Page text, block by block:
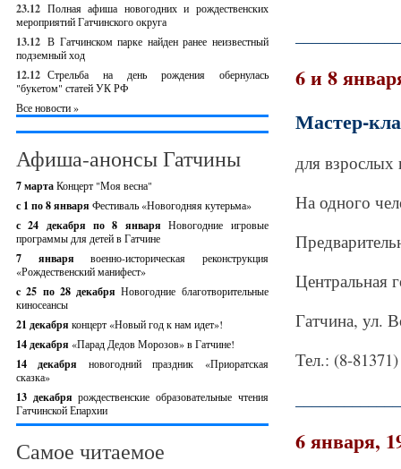
23.12 Полная афиша новогодних и рождественских
мероприятий Гатчинского округа
13.12 В Гатчинском парке найден ранее неизвестный
подземный ход
12.12 Стрельба на день рождения обернулась
"букетом" статей УК РФ
Все новости »
Афиша-анонсы Гатчины
7 мартаКонцерт "Моя весна"
с 1 по 8 января Фестиваль «Новогодняя кутерьма»
с 24 декабря по 8 январяНовогодние игровые
программы для детей в Гатчине
7 январявоенно-историческая реконструкция
«Рождественский манифест»
c 25 по 28 декабряНовогодние благотворительные
киносеансы
21 декабря концерт «Новый год к нам идет»!
14 декабря «Парад Дедов Морозов» в Гатчине!
14 декабря новогодний праздник «Приоратская
сказка»
13 декабрярождественские образовательные чтения
Гатчинской Епархии
Самое читаемое
6 и 8
Мастер-
для взрослых
На одного
Центральная
Гатчина, ул.
Тел.: (8-
6 января,